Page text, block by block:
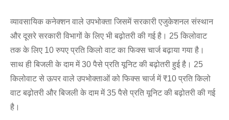
व्यावसायिक कनेक्शन वाले उपभोक्ता जिसमें सरकारी एजुकेशनल संस्थान
और दूसरे सरकारी विभागों के लिए भी बढ़ोतरी की गई है। 25 किलोवाट
तक के लिए 10 रुपए प्रति किलो वाट का फिक्स चार्ज बढ़ाया गया है।
साथ ही बिजली के दाम में 30 पैसे प्रति यूनिट की बढ़ोतरी हुई है। 25
किलोवाट से ऊपर वाले उपभोक्ताओं को फिक्स चार्ज में ₹10 प्रति किलो
वाट बढ़ोतरी और बिजली के दाम में 35 पैसे प्रति यूनिट की बढ़ोतरी की गई
है।